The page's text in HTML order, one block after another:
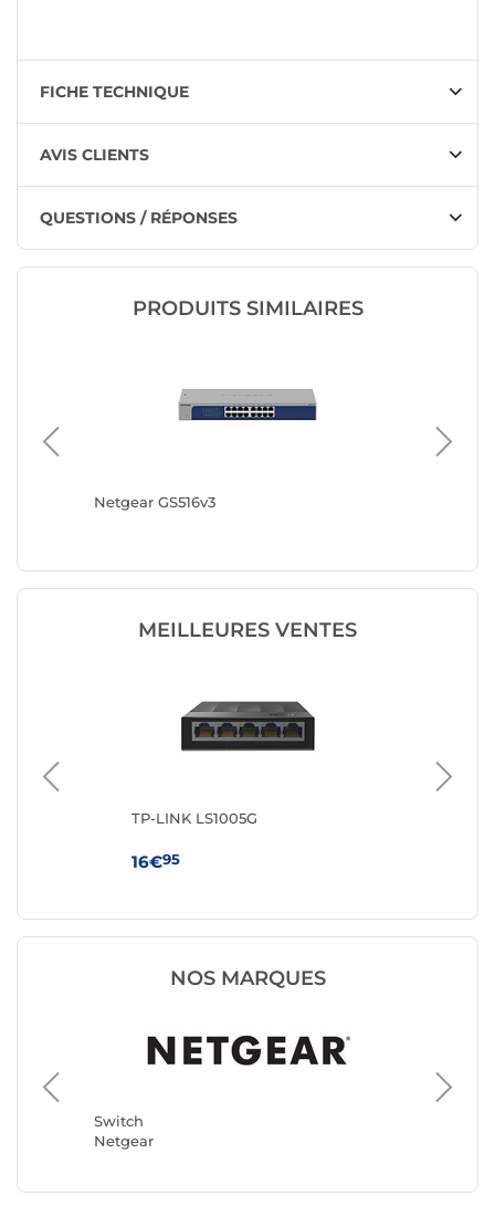
FICHE TECHNIQUE
AVIS CLIENTS
QUESTIONS / RÉPONSES
PRODUITS SIMILAIRES
Netgear GS516v3
MEILLEURES VENTES
TP-LINK LS1005G
16€95
NOS MARQUES
Switch
Netgear
Switch
TP-LINK